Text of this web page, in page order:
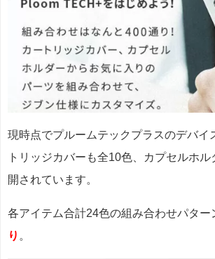
現時点でプルームテックプラスのデバイ
トリッジカバーも全10色、カプセルホ
開されています。
各アイテム合計24色の組み合わせパター
り 。